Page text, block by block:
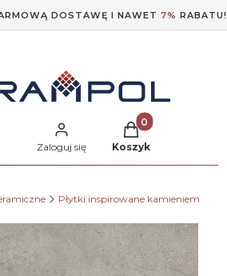
DOSTAWĘ I NAWET 7% RABATU!
Zaloguj się
Produkty w
Koszyk
Płytki inspirowane kamieniem